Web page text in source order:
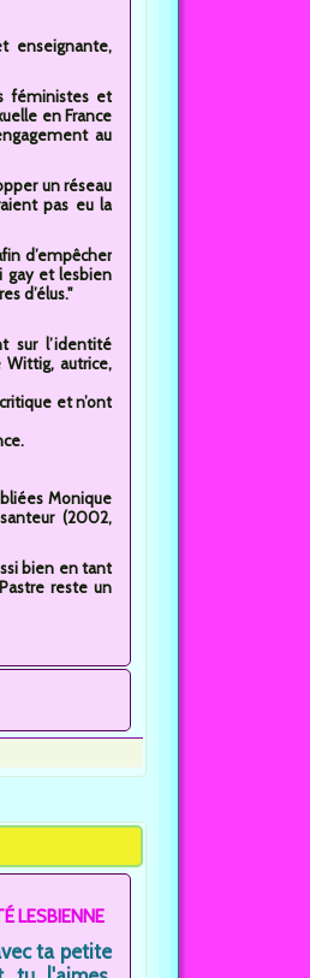
enseignante,
féministes et
en France
au
un réseau
pas eu la
d’empêcher
gay et lesbien
d’élus."
sur l’identité
autrice,
et n’ont
Monique
(2002,
bien en tant
reste un
LESBIENNE
ta petite